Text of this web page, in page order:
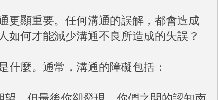
更顯重要。任何溝通的誤解，都會造成
如何才能減少溝通不良所造成的失誤？
什麼。通常，溝通的障礙包括：